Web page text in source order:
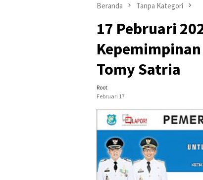
Beranda Tanpa Kategori
17 Pebruari
Tomy Satria
Root
Februari 17